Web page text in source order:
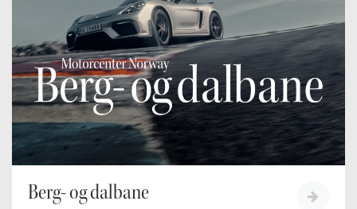
Berg- og dalbane